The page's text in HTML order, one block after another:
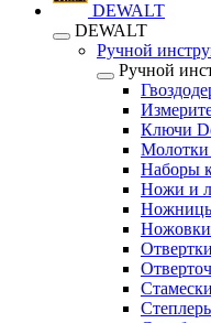
DEWALT
DEWALT
Ручной
Ручной
Ключи
Молотки
Наборы
Ножи и